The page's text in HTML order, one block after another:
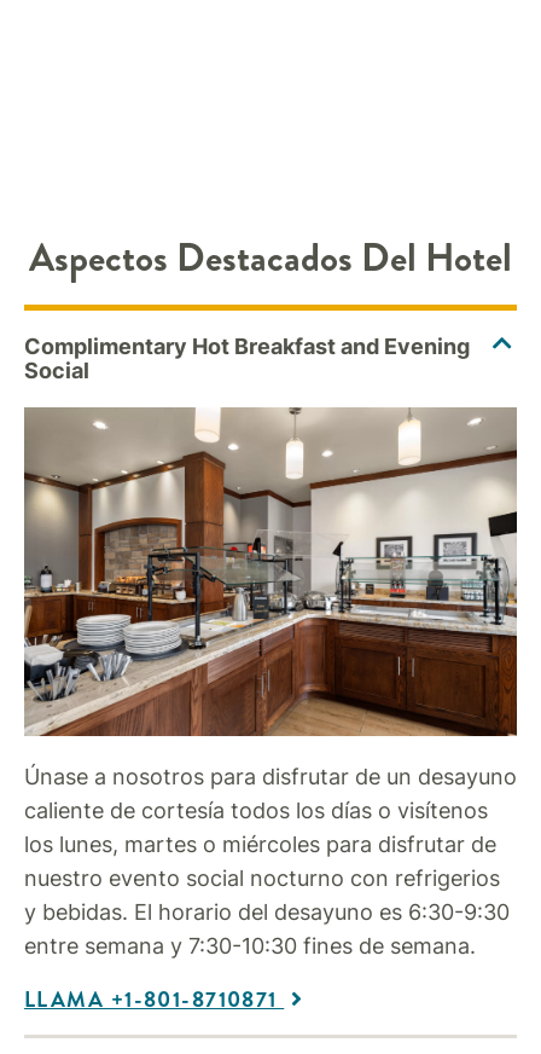
Aspectos Destacados Del Hotel
Únase a nosotros para disfrutar de un desayuno
caliente de cortesía todos los días o visítenos
los lunes, martes o miércoles para disfrutar de
nuestro evento social nocturno con refrigerios
y bebidas. El horario del desayuno es 6:30-9:30
entre semana y 7:30-10:30 fines de semana.
LLAMA +1-801-8710871